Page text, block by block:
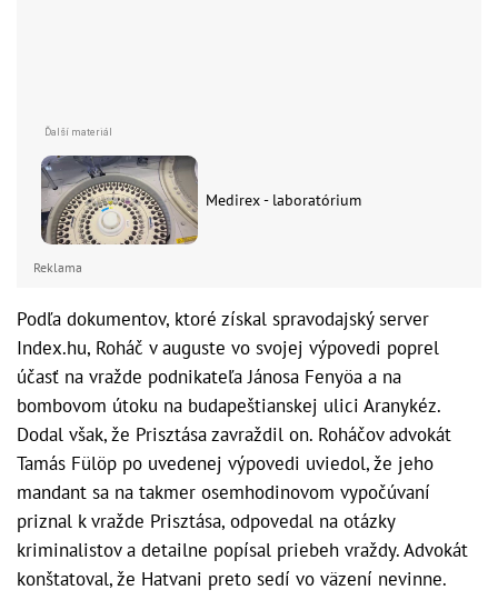
Medirex - laboratórium
Reklama
Podľa dokumentov, ktoré získal spravodajský server
Index.hu, Roháč v auguste vo svojej výpovedi poprel
účasť na vražde podnikateľa Jánosa Fenyöa a na
bombovom útoku na budapeštianskej ulici Aranykéz.
Dodal však, že Prisztása zavraždil on. Roháčov advokát
Tamás Fülöp po uvedenej výpovedi uviedol, že jeho
mandant sa na takmer osemhodinovom vypočúvaní
priznal k vražde Prisztása, odpovedal na otázky
kriminalistov a detailne popísal priebeh vraždy. Advokát
konštatoval, že Hatvani preto sedí vo väzení nevinne.